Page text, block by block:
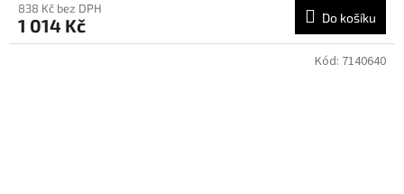
838 Kč bez DPH
1 014 Kč Do košíku
Kód: 7140640